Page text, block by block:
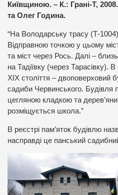
Київщиною. – К.: Грані-Т,
та Олег Година.
“На Володарську трасу (Т-
Відправною точкою у цьому
та міст через Рось. Далі –
на Тадіївку (через Тарасівку).
ХІХ століття – двоповерховий
садиби Червинського. Будівля
цегляною кладкою та
розміщується школа.”
В реєстрі пам’яток будівлю
насправді це панський